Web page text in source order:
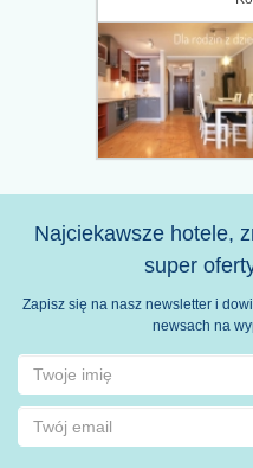
Najciekawsze hotele,
super
Zapisz się na nasz newsletter i
newsach na